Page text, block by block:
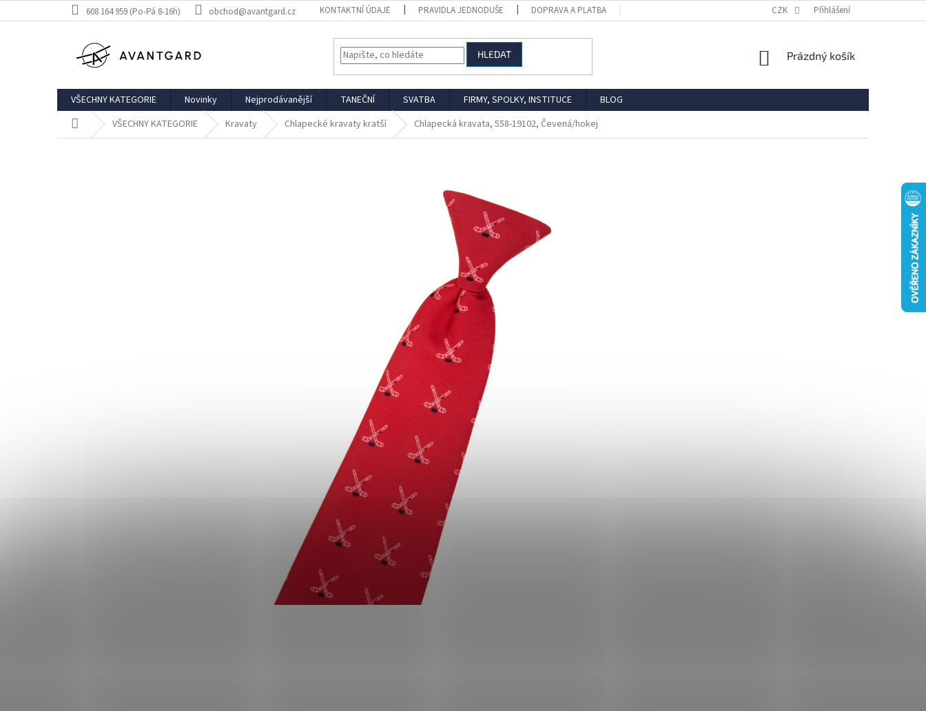
na
608 164 959 (Po-Pá 8-16h) obchod@avantgard.cz KONTAKTNÍ ÚDAJE PRAVIDLA JEDNODUŠE DOPRAVA A PLATBA REKLAMACE VRÁCENÍ ZBOŽÍ
CZK Přihlášení
HLEDAT
NÁKUPNÍ
Prázdný košík
VŠECHNY KATEGORIE Novinky Nejprodávanější TANEČNÍ SVATBA FIRMY, SPOLKY, INSTITUCE
BLOG
Domů VŠECHNY KATEGORIE Kravaty Chlapecké kravaty kratší Chlapecká kravata, 558-19102, Čevená/hokej